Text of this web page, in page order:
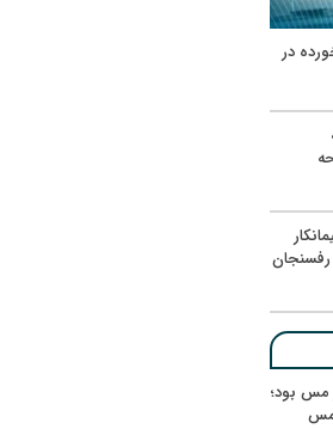
در
مس بود؛
مس